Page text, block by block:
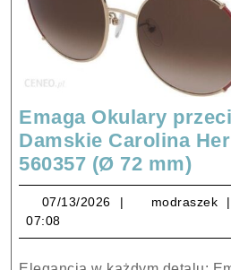
Emaga Okulary
Damskie Carolina
560357 (Ø 72 mm)
07/13/2026 07/13/2026
modraszek
07:08